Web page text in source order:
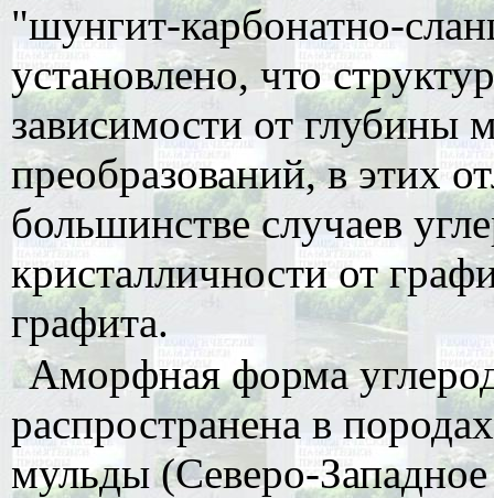
"шунгит-карбонатно-
установлено, что
зависимости от глубины
преобразований, в этих
большинстве случаев
кристалличности от
графита.
Аморфная форма
распространена в
мульды (Северо-